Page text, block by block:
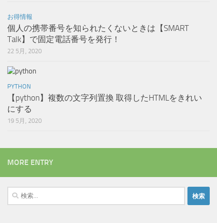
お得情報
個人の携帯番号を知られたくないときは【SMART
Talk】で固定電話番号を発行！
22 5月, 2020
PYTHON
【python】複数の文字列置換 取得したHTMLをきれい
にする
19 5月, 2020
MORE ENTRY
検
索: